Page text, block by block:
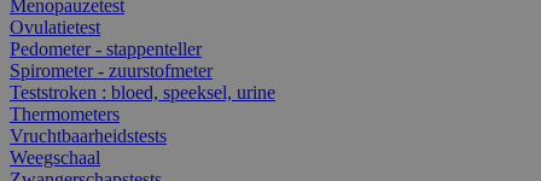
Menopauzetest
Ovulatietest
Pedometer - stappenteller
Spirometer - zuurstofmeter
Teststroken : bloed, speeksel, urine
Thermometers
Vruchtbaarheidstests
Weegschaal